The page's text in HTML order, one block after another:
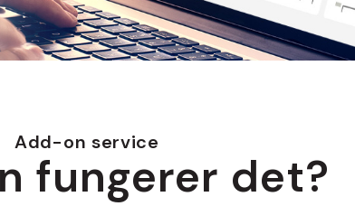
Add-on service
fungerer det?